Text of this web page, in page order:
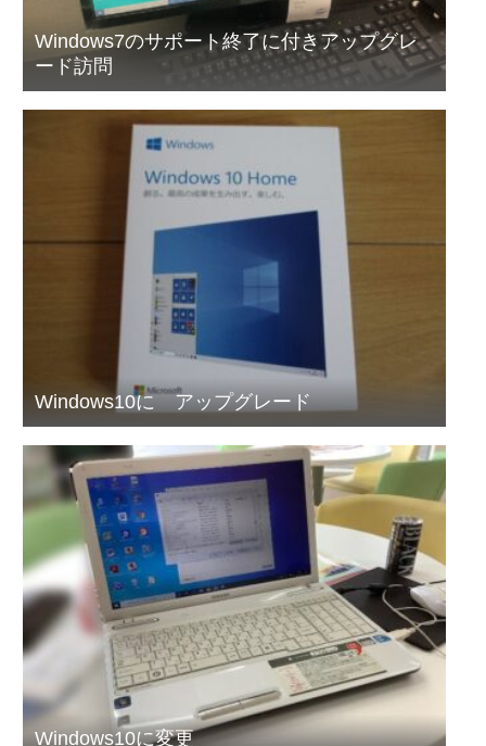
Windows7のサポート終了に付きアップグレ
ード訪問
Windows10に アップグレード
Windows10に変更